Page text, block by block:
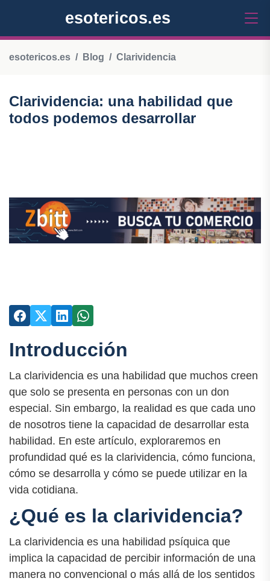
esotericos.es
esotericos.es Blog Clarividencia
Clarividencia: una habilidad que
todos podemos desarrollar
Introducción
La clarividencia es una habilidad que muchos creen
que solo se presenta en personas con un don
especial. Sin embargo, la realidad es que cada uno
de nosotros tiene la capacidad de desarrollar esta
habilidad. En este artículo, exploraremos en
profundidad qué es la clarividencia, cómo funciona,
cómo se desarrolla y cómo se puede utilizar en la
vida cotidiana.
¿Qué es la clarividencia?
La clarividencia es una habilidad psíquica que
implica la capacidad de percibir información de una
manera no convencional o más allá de los sentidos